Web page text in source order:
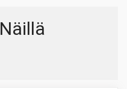
Näillä